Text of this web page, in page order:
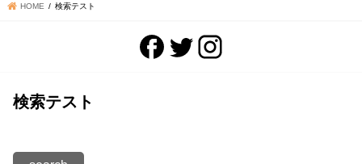
HOME 検索テスト
検索テスト